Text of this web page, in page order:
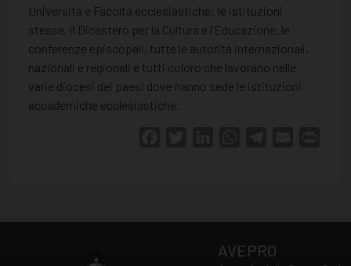
Università e Facoltà ecclesiastiche: le istituzioni
stesse, il Dicastero per la Cultura e l’Educazione, le
conferenze episcopali, tutte le autorità internazionali,
nazionali e regionali e tutti coloro che lavorano nelle
varie diocesi dei paesi dove hanno sede le istituzioni
accademiche ecclesiastiche.
AVEPRO